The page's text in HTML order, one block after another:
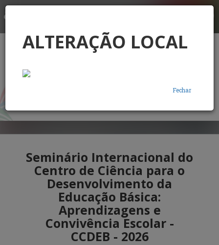
ALTERAÇÃO LOCAL
Fechar
Seminário Internacional do
Centro de Ciência para o
Desenvolvimento da
Educação Básica:
Aprendizagens e
Convivência Escolar -
CCDEB - 2026